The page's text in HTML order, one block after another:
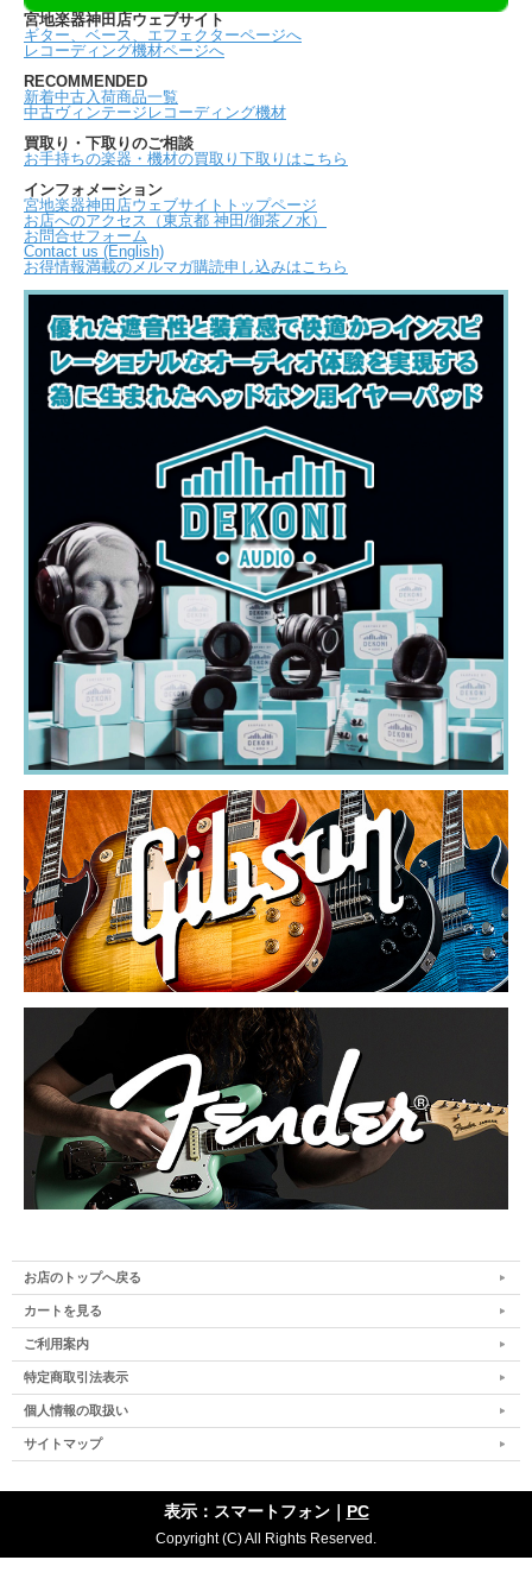
宮地楽器神田店ウェブサイト
ギター、ベース、エフェクターページへ
レコーディング機材ページへ
RECOMMENDED
新着中古入荷商品一覧
中古ヴィンテージレコーディング機材
買取り・下取りのご相談
お手持ちの楽器・機材の買取り下取りはこちら
インフォメーション
宮地楽器神田店ウェブサイトトップページ
お店へのアクセス（東京都 神田/御茶ノ水）
お問合せフォーム
Contact us (English)
お得情報満載のメルマガ購読申し込みはこちら
お店のトップへ戻る
カートを見る
ご利用案内
特定商取引法表示
個人情報の取扱い
サイトマップ
表示：スマートフォン｜ PC
Copyright (C) All Rights Reserved.